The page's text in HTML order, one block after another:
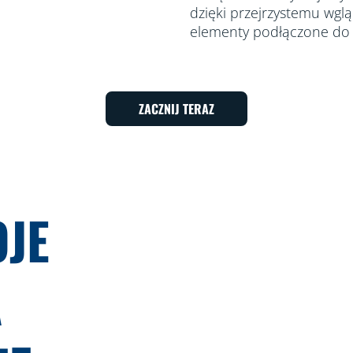
dzięki przejrzystemu
elementy podłączone
ZACZNIJ TERAZ